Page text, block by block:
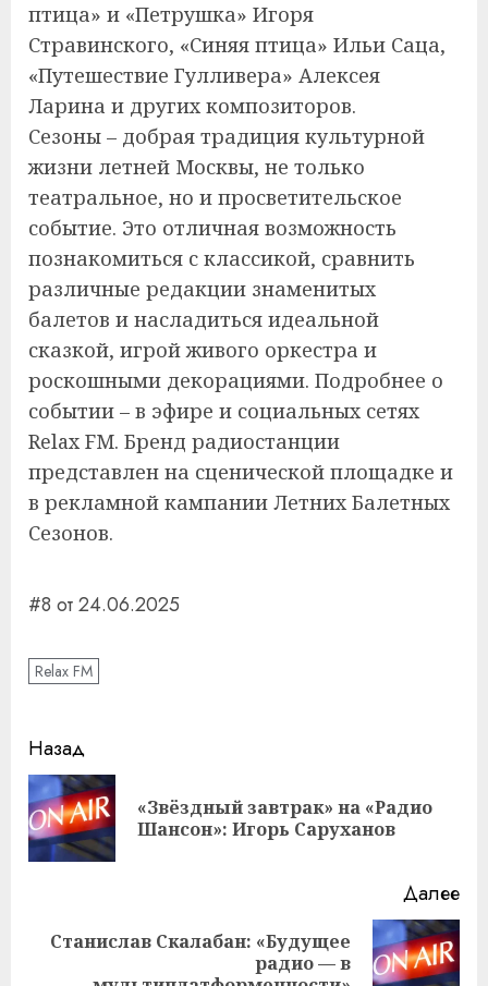
птица» и «Петрушка» Игоря
Стравинского, «Синяя птица» Ильи Саца,
«Путешествие Гулливера» Алексея
Ларина и других композиторов.
Сезоны – добрая традиция культурной
жизни летней Москвы, не только
театральное, но и просветительское
событие. Это отличная возможность
познакомиться с классикой, сравнить
различные редакции знаменитых
балетов и насладиться идеальной
сказкой, игрой живого оркестра и
роскошными декорациями. Подробнее о
событии – в эфире и социальных сетях
Relax FM. Бренд радиостанции
представлен на сценической площадке и
в рекламной кампании Летних Балетных
Сезонов.
#8 от 24.06.2025
Relax FM
Навигация
записи
Назад
«Звёздный завтрак» на «Радио
Шансон»: Игорь Саруханов
Далее
Следующая
Станислав Скалабан: «Будущее
радио — в